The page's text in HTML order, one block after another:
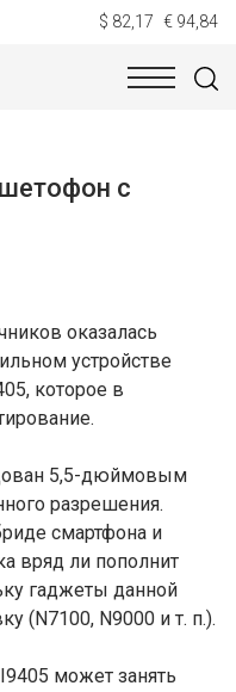
$ 82,17 € 94,84
с
оказалась
устройстве
которое в
5,5-дюймовым
разрешения.
смартфона и
вряд ли пополнит
гаджеты данной
(N7100, N9000 и т. п.).
может занять